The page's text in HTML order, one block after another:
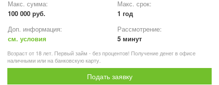
Макс. сумма:
100 000 руб.
Макс. срок:
1 год
Доп. информация:
см. условия
Рассмотрение:
5 минут
Возраст от 18 лет. Первый займ - без процентов! Получение денег в офисе
наличными или на банковскую карту.
Подать заявку